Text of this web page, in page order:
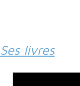
Ses livres